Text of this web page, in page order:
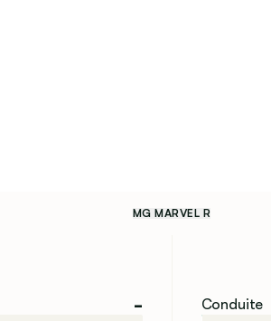
MG MARVEL R
- Conduite